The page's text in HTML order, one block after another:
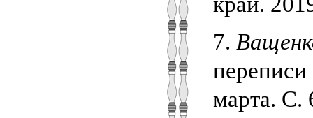
7.
марта. С.